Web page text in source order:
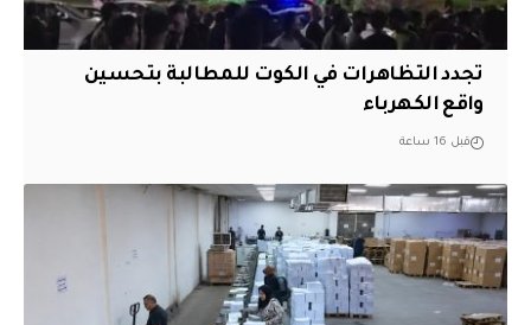
تجدد التظاهرات في الكوت للمطالبة بتحسين
واقع الكهرباء
قبل 16 ساعة